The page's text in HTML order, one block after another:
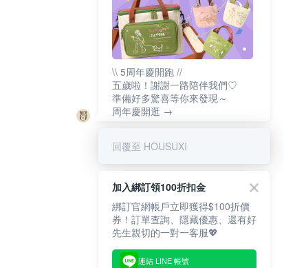
\\ 5周年慶開跑 //
五歲啦！謝謝一路陪伴我們♡
準備好多驚喜等你來發現～
周年慶開逛 →
回覆至 HOUSUXI
加入綁訂領100折扣金
綁訂官網帳戶立即獲得$100折價
券！訂單查詢、隱藏優惠、還有好
先生親切的一對一客服💖
連結 LINE 帳號